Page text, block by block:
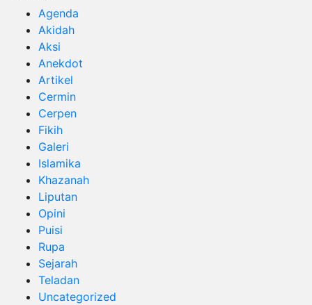
Agenda
Akidah
Aksi
Anekdot
Artikel
Cermin
Cerpen
Fikih
Galeri
Islamika
Khazanah
Liputan
Opini
Puisi
Rupa
Sejarah
Teladan
Uncategorized